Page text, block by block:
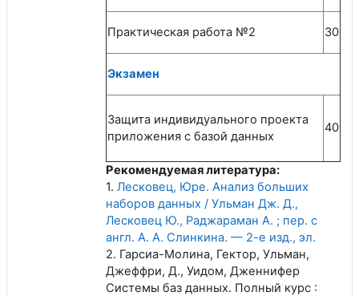
Практическая работа №2 30
Экзамен
Защита индивидуального проекта
приложения с базой данных
40
Рекомендуемая литература:
1. Лесковец, Юре. Анализ больших
наборов данных / Ульман Дж. Д.,
Лесковец Ю., Раджараман А. ; пер. с
англ. А. А. Слинкина. — 2-е изд., эл.
2. Гарсиа-Молина, Гектор, Ульман,
Джеффри, Д., Уидом, Дженнифер
Системы баз данных. Полный курс :